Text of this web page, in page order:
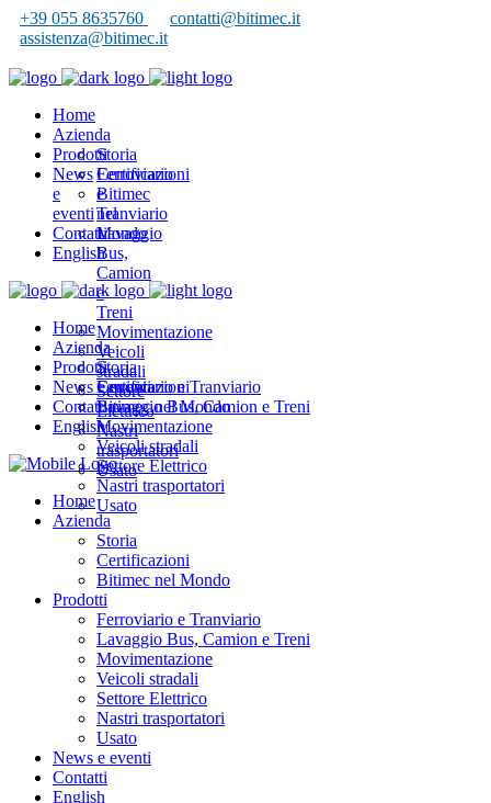
+39 055 8635760
contatti@bitimec.it
assistenza@bitimec.it
Home
Azienda
Storia
Certificazioni
Bitimec
nel
Mondo
Prodotti
Ferroviario
e
Tranviario
Lavaggio
Bus,
Camion
e
Treni
Movimentazione
Veicoli
stradali
Settore
Elettrico
Nastri
trasportatori
Usato
News
e
eventi
Contatti
English
Home
Azienda
Storia
Certificazioni
Bitimec nel Mondo
Prodotti
Ferroviario e Tranviario
Lavaggio Bus, Camion e Treni
Movimentazione
Veicoli stradali
Settore Elettrico
Nastri trasportatori
Usato
News e eventi
Contatti
English
Home
Azienda
Storia
Certificazioni
Bitimec nel Mondo
Prodotti
Ferroviario e Tranviario
Lavaggio Bus, Camion e Treni
Movimentazione
Veicoli stradali
Settore Elettrico
Nastri trasportatori
Usato
News e eventi
Contatti
English